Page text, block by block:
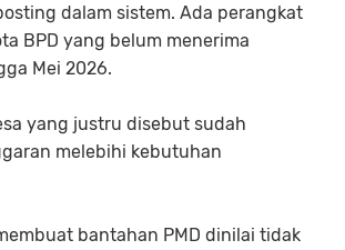
dalam sistem. Ada perangkat
BPD yang belum menerima
Mei 2026.
yang justru disebut sudah
melebihi kebutuhan
bantahan PMD dinilai tidak